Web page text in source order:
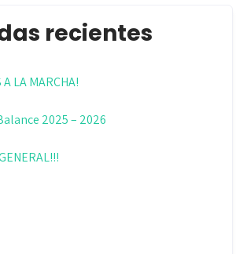
recientes
LA MARCHA!
2025 – 2026